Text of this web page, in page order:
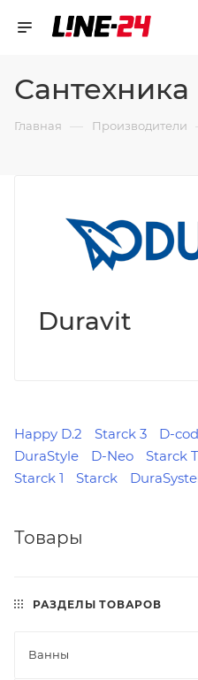
Главная — Производители
Duravit
Happy D.2 Starck 3 D-
DuraStyle
D-Neo Starck T
Starck 1
Starck
Товары
РАЗДЕЛЫ ТОВАРОВ
Ванны